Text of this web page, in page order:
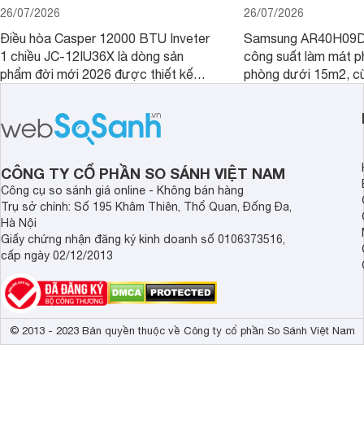
26/07/2026
Điều hòa Casper 12000 BTU Inveter
1 chiều JC-12IU36X là dòng sản
phẩm đời mới 2026 được thiết kế
sở hữu khả năng làm mát tốt mà còn
có giá bán rất hợp lý.
26/07/2026
Samsung
công suất làm mát
phòng dưới 15m2,
phòng ngủ, phòng
CÔNG TY CỔ PHẦN SO SÁNH VIỆT NAM
Công cụ so sánh giá online - Không bán hàng
Trụ sở chính: Số 195 Khâm Thiên, Thổ Quan, Đống Đa,
Hà Nội
Giấy chứng nhận đăng ký kinh doanh số 0106373516,
cấp ngày 02/12/2013
© 2013 - 2023 Bản quyền thuộc về Công ty cổ phần So Sánh Việt Nam